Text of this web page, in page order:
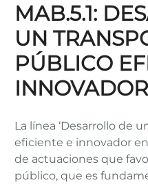
MAB.5.1:
UN
PÚBLICO
La línea ‘Desarrollo de
eficiente e innovador
de actuaciones que
público, que es